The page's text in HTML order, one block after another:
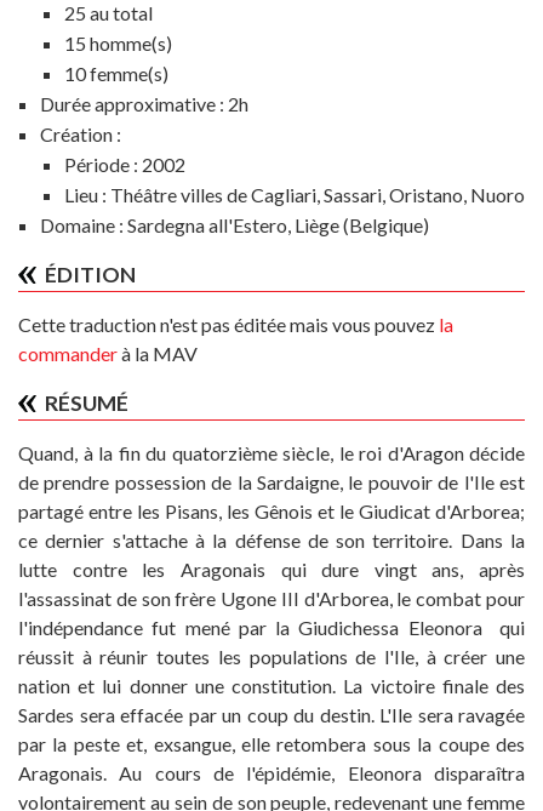
25 au total
15 homme(s)
10 femme(s)
Durée approximative : 2h
Création :
Période : 2002
Lieu : Théâtre villes de Cagliari, Sassari, Oristano, Nuoro
Domaine : Sardegna all'Estero, Liège (Belgique)
ÉDITION
Cette traduction n'est pas éditée mais vous pouvez la
commanderà la MAV
RÉSUMÉ
Quand, à la fin du quatorzième siècle, le roi d'Aragon décide
de prendre possession de la Sardaigne, le pouvoir de l'Ile est
partagé entre les Pisans, les Gênois et le Giudicat d'Arborea;
ce dernier s'attache à la défense de son territoire. Dans la
lutte contre les Aragonais qui dure vingt ans, après
l'assassinat de son frère Ugone III d'Arborea, le combat pour
l'indépendance fut mené par la Giudichessa Eleonora qui
réussit à réunir toutes les populations de l'Ile, à créer une
nation et lui donner une constitution. La victoire finale des
Sardes sera effacée par un coup du destin. L'Ile sera ravagée
par la peste et, exsangue, elle retombera sous la coupe des
Aragonais. Au cours de l'épidémie, Eleonora disparaîtra
volontairement au sein de son peuple, redevenant une femme